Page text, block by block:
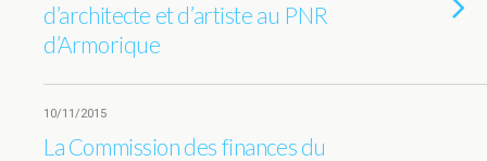
d’architecte et d’artiste au PNR
d’Armorique
10/11/2015
La Commission des finances du